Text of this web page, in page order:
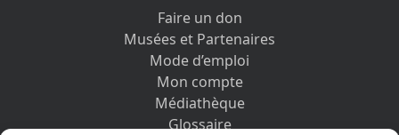
Faire un don
Musées et Partenaires
Mode d’emploi
Mon compte
Médiathèque
Glossaire